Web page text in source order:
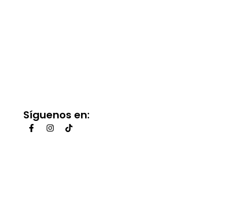
Síguenos en: